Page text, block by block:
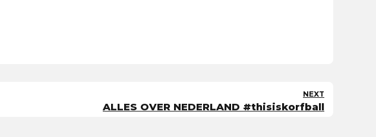
NEXT
ALLES OVER NEDERLAND #thisiskorfball